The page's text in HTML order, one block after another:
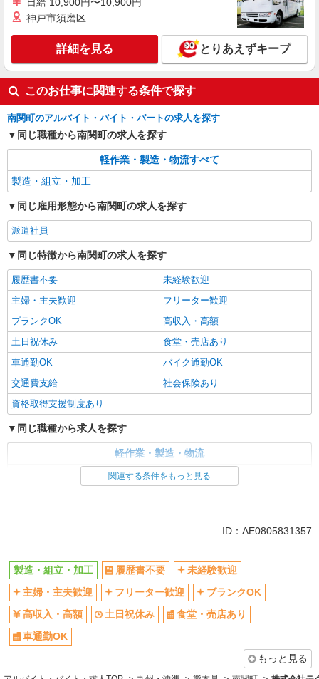
神戸市須磨区
詳細を見る とりあえずキープ
このお仕事に関連する条件で探す
南関町のアルバイト・バイト・パートの求人を探す
同じ職種から南関町の求人を探す
軽作業・製造・物流すべて
製造・組立・加工
同じ雇用形態から南関町の求人を探す
派遣社員
同じ特徴から南関町の求人を探す
履歴書不要
未経験歓迎
主婦・主夫歓迎
フリーター歓迎
ブランクOK
高収入・高額
土日祝休み
食堂・売店あり
車通勤OK
バイク通勤OK
交通費支給
社会保険あり
資格取得支援制度あり
同じ職種から求人を探す
軽作業・製造・物流
社会保険あり
関連する条件をもっと見る
ID：AE0805831357
製造・組立・加工 履歴書不要
未経験歓迎
主婦・主夫歓迎
フリーター歓迎
ブランクOK
高収入・高額
土日祝休み
食堂・売店あり
車通勤OK
もっと見る